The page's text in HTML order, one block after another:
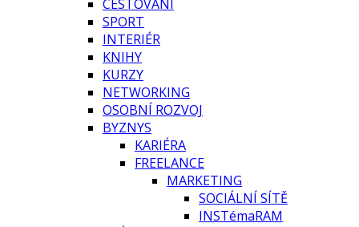
CESTOVÁNÍ
SPORT
INTERIÉR
KNIHY
KURZY
NETWORKING
OSOBNÍ ROZVOJ
BYZNYS
KARIÉRA
FREELANCE
MARKETING
SOCIÁLNÍ SÍTĚ
INSTémaRAM